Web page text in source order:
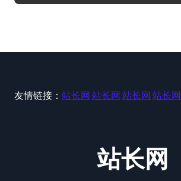
友情链接： 站长网 站长网 站长网 站长网
站长网